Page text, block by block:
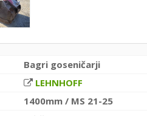
Bagri goseničarji
LEHNHOFF
1400mm / MS 21-25